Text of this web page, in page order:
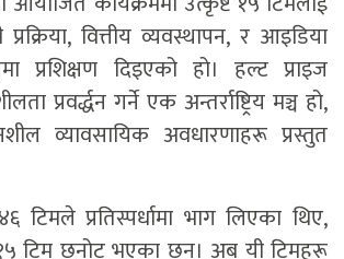
वित्तीय व्यवस्थापन, र आइडिया
प्रशिक्षण दिइएको हो। हल्ट प्राइज
प्रवर्द्धन गर्ने एक अन्तर्राष्ट्रिय मञ्च हो,
व्यावसायिक अवधारणाहरू प्रस्तुत
टिमले प्रतिस्पर्धामा भाग लिएका थिए,
टिम छनोट भएका छन्। अब यी टिमहरू